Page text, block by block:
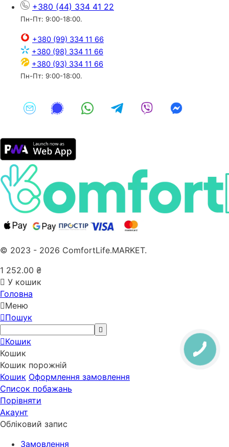
+380 (44) 334 41 22
Пн-Пт: 9:00-18:00.
+380 (99) 334 11 66
+380 (98) 334 11 66
+380 (93) 334 11 66
Пн-Пт: 9:00-18:00.
© 2023 - 2026 ComfortLife.MARKET.
1 252.00 ₴
У кошик
Головна
Меню
Пошук
Кошик
Кошик
Кошик порожній
Кошик Оформлення замовлення
Список побажань
Порівняти
Акаунт
Обліковий запис
Замовлення